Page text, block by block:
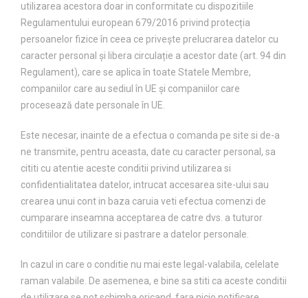
utilizarea acestora doar in conformitate cu dispozitiile
Regulamentului european 679/2016 privind protecția
persoanelor fizice în ceea ce privește prelucrarea datelor cu
caracter personal și libera circulație a acestor date (art. 94 din
Regulament), care se aplica în toate Statele Membre,
companiilor care au sediul în UE și companiilor care
procesează date personale în UE.
Este necesar, inainte de a efectua o comanda pe site si de-a
ne transmite, pentru aceasta, date cu caracter personal, sa
cititi cu atentie aceste conditii privind utilizarea si
confidentialitatea datelor, intrucat accesarea site-ului sau
crearea unui cont in baza caruia veti efectua comenzi de
cumparare inseamna acceptarea de catre dvs. a tuturor
conditiilor de utilizare si pastrare a datelor personale.
In cazul in care o conditie nu mai este legal-valabila, celelate
raman valabile. De asemenea, e bine sa stiti ca aceste conditii